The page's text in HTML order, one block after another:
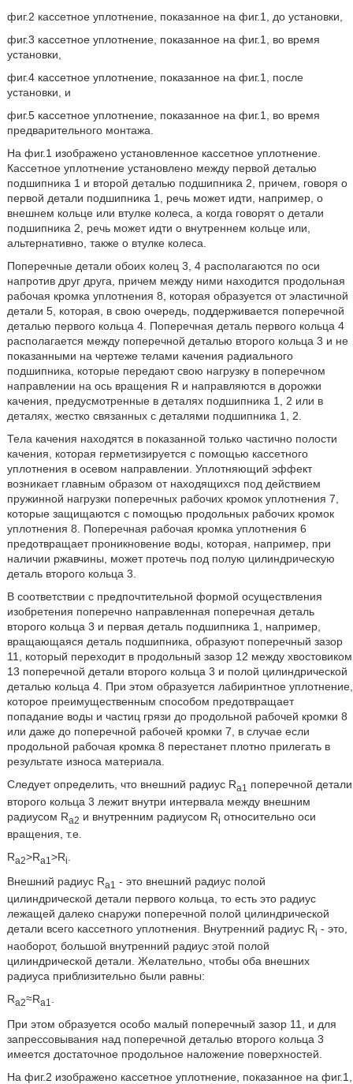
фиг.2 кассетное уплотнение, показанное на фиг.1, до установки,
фиг.3 кассетное уплотнение, показанное на фиг.1, во время
установки,
фиг.4 кассетное уплотнение, показанное на фиг.1, после
установки, и
фиг.5 кассетное уплотнение, показанное на фиг.1, во время
предварительного монтажа.
На фиг.1 изображено установленное кассетное уплотнение.
Кассетное уплотнение установлено между первой деталью
подшипника 1 и второй деталью подшипника 2, причем, говоря о
первой детали подшипника 1, речь может идти, например, о
внешнем кольце или втулке колеса, а когда говорят о детали
подшипника 2, речь может идти о внутреннем кольце или,
альтернативно, также о втулке колеса.
Поперечные детали обоих колец 3, 4 располагаются по оси
напротив друг друга, причем между ними находится продольная
рабочая кромка уплотнения 8, которая образуется от эластичной
детали 5, которая, в свою очередь, поддерживается поперечной
деталью первого кольца 4. Поперечная деталь первого кольца 4
располагается между поперечной деталью второго кольца 3 и не
показанными на чертеже телами качения радиального
подшипника, которые передают свою нагрузку в поперечном
направлении на ось вращения R и направляются в дорожки
качения, предусмотренные в деталях подшипника 1, 2 или в
деталях, жестко связанных с деталями подшипника 1, 2.
Тела качения находятся в показанной только частично полости
качения, которая герметизируется с помощью кассетного
уплотнения в осевом направлении. Уплотняющий эффект
возникает главным образом от находящихся под действием
пружинной нагрузки поперечных рабочих кромок уплотнения 7,
которые защищаются с помощью продольных рабочих кромок
уплотнения 8. Поперечная рабочая кромка уплотнения 6
предотвращает проникновение воды, которая, например, при
наличии ржавчины, может протечь под полую цилиндрическую
деталь второго кольца 3.
В соответствии с предпочтительной формой осуществления
изобретения поперечно направленная поперечная деталь
второго кольца 3 и первая деталь подшипника 1, например,
вращающаяся деталь подшипника, образуют поперечный зазор
11, который переходит в продольный зазор 12 между хвостовиком
13 поперечной детали второго кольца 3 и полой цилиндрической
деталью кольца 4. При этом образуется лабиринтное уплотнение,
которое преимущественным способом предотвращает
попадание воды и частиц грязи до продольной рабочей кромки 8
или даже до поперечной рабочей кромки 7, в случае если
продольной рабочая кромка 8 перестанет плотно прилегать в
результате износа материала.
Следует определить, что внешний радиус Ra1
поперечной детали
второго кольца 3 лежит внутри интервала между внешним
радиусом Ra2 и внутренним радиусом Ri относительно оси
вращения, т.е.
Ra2>Ra1 >Ri
Внешний радиус Ra1
- это внешний радиус полой
цилиндрической детали первого кольца, то есть это радиус
лежащей далеко снаружи поперечной полой цилиндрической
детали всего кассетного уплотнения. Внутренний радиус Ri - это,
наоборот, большой внутренний радиус этой полой
цилиндрической детали. Желательно, чтобы оба внешних
радиуса приблизительно были равны:
Ra2≈Ra1
При этом образуется особо малый поперечный зазор 11, и для
запрессовывания над поперечной деталью второго кольца 3
имеется достаточное продольное наложение поверхностей.
На фиг.2 изображено кассетное уплотнение, показанное на фиг.1,